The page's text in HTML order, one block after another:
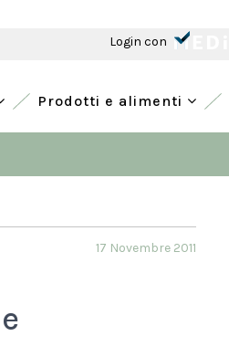
Login con
Prodotti e alimenti
17 Novembre 2011